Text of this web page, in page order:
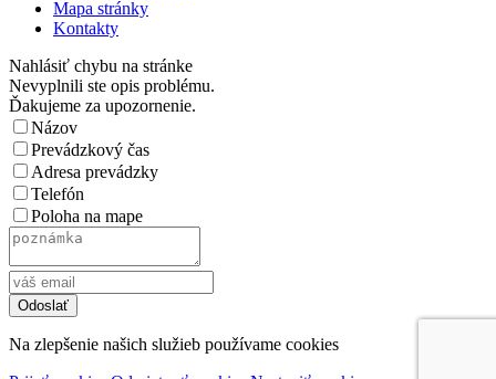
Mapa stránky
Kontakty
Nahlásiť chybu na stránke
Nevyplnili ste opis problému.
Ďakujeme za upozornenie.
Názov
Prevádzkový čas
Adresa prevádzky
Telefón
Poloha na mape
Na zlepšenie našich služieb používame cookies